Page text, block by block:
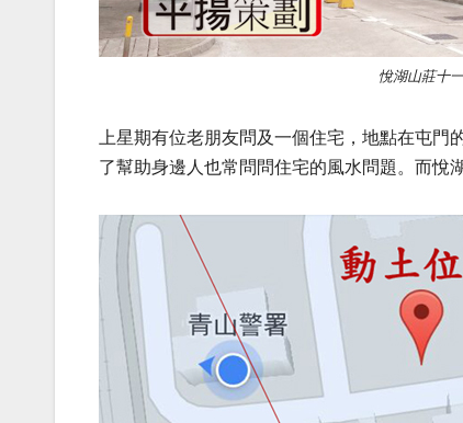
悅湖山莊十
上星期有位老朋友問及一個住宅，地點在屯
了幫助身邊人也常問問住宅的風水問題。而悅